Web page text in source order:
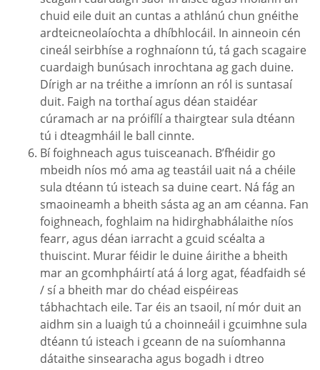
chuid eile duit an cuntas a athlánú chun gnéithe
ardteicneolaíochta a dhíbhlocáil. In ainneoin cén
cineál seirbhíse a roghnaíonn tú, tá gach scagaire
cuardaigh bunúsach inrochtana ag gach duine.
Dírigh ar na tréithe a imríonn an ról is suntasaí
duit. Faigh na torthaí agus déan staidéar
cúramach ar na próifílí a thairgtear sula dtéann
tú i dteagmháil le ball cinnte.
Bí foighneach agus tuisceanach. B’fhéidir go
mbeidh níos mó ama ag teastáil uait ná a chéile
sula dtéann tú isteach sa duine ceart. Ná fág an
smaoineamh a bheith sásta ag an am céanna. Fan
foighneach, foghlaim na hidirghabhálaithe níos
fearr, agus déan iarracht a gcuid scéalta a
thuiscint. Murar féidir le duine áirithe a bheith
mar an gcomhpháirtí atá á lorg agat, féadfaidh sé
/ sí a bheith mar do chéad eispéireas
tábhachtach eile. Tar éis an tsaoil, ní mór duit an
aidhm sin a luaigh tú a choinneáil i gcuimhne sula
dtéann tú isteach i gceann de na suíomhanna
dátaithe sinsearacha agus bogadh i dtreo